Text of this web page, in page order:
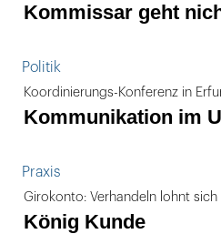
Kommissar geht
Politik
Koordinierungs-Konferenz in
Kommunikation im
Praxis
Girokonto: Verhandeln lohnt sich
König Kunde